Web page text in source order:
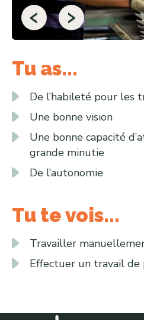
‹ ›
Tu as...
De l’habileté pour les
Une bonne vision
Une bonne capacité
grande minutie
De l’autonomie
Tu te vois...
Travailler
Effectuer un travail de